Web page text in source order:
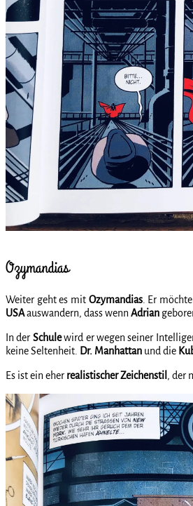
Ozymandias
Weiter geht es mit Ozymandias. Er
USAauswandern, dass wenn Adrian
In der Schulewird er wegen seiner
keine Seltenheit.
Dr. Manhattan und die
Es ist ein eher realistischerZeichenstil , der